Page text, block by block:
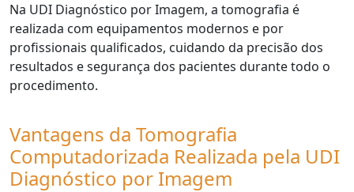
Na UDI Diagnóstico por Imagem, a tomografia é
realizada com equipamentos modernos e por
profissionais qualificados, cuidando da precisão dos
resultados e segurança dos pacientes durante todo o
procedimento.
Vantagens da Tomografia
Computadorizada Realizada pela UDI
Diagnóstico por Imagem